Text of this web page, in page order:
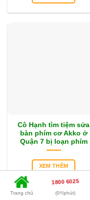
Cô Hạnh tìm tiệm sửa
bàn phím cơ Akko ở
Quận 7 bị loạn phím
XEM THÊM
Trang chủ
1800 6025
(0₫/phút)